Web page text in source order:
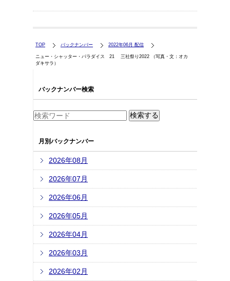
TOP バックナンバー 2022年06月 配信
ニュー・シャッター・パラダイス 21 三社祭り2022 （写真・文：オカ
ダキサラ）
バックナンバー検索
月別バックナンバー
2026年08月
2026年07月
2026年06月
2026年05月
2026年04月
2026年03月
2026年02月